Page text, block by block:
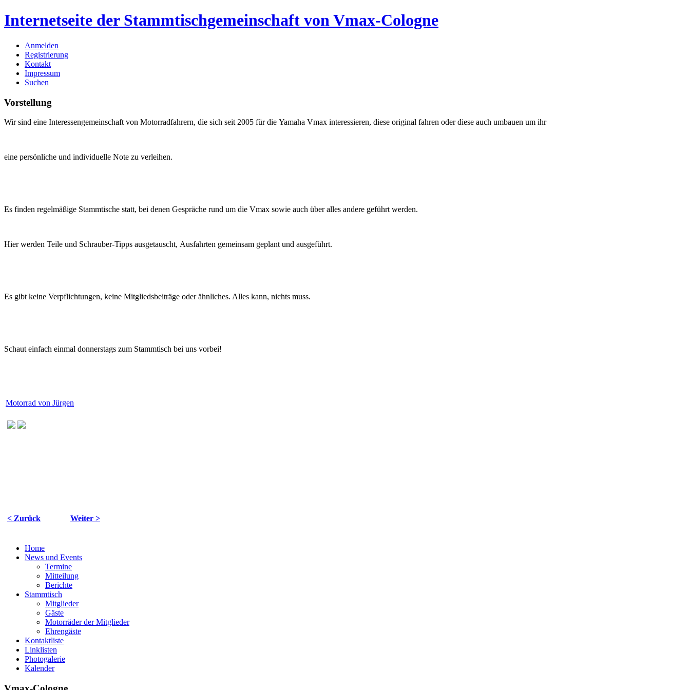
Internetseite der Stammtischgemeinschaft von Vmax-Cologne
Anmelden
Registrierung
Kontakt
Impressum
Suchen
Vorstellung
Wir sind eine Interessengemeinschaft von Motorradfahrern, die sich seit 2005 für die Yamaha Vmax interessieren, diese original fahren oderdiese auch umbauen um ihr
eine persönliche und individuelle Note zu verleihen.
Es finden regelmäßige Stammtische statt, bei denen Gespräche rund um die Vmax sowie auch über alles andere geführt werden.
Hier werden Teile und Schrauber-Tipps ausgetauscht, Ausfahrten gemeinsam geplant und ausgeführt.
Es gibt keine Verpflichtungen, keine Mitgliedsbeiträge oder ähnliches. Alles kann, nichts muss.
Schaut einfach einmal donnerstags zum Stammtisch bei uns vorbei!
Motorrad von Jürgen
< Zurück Weiter >
Home
News und Events
Termine
Mitteilung
Berichte
Stammtisch
Mitglieder
Gäste
Motorräder der Mitglieder
Ehrengäste
Kontaktliste
Linklisten
Photogalerie
Kalender